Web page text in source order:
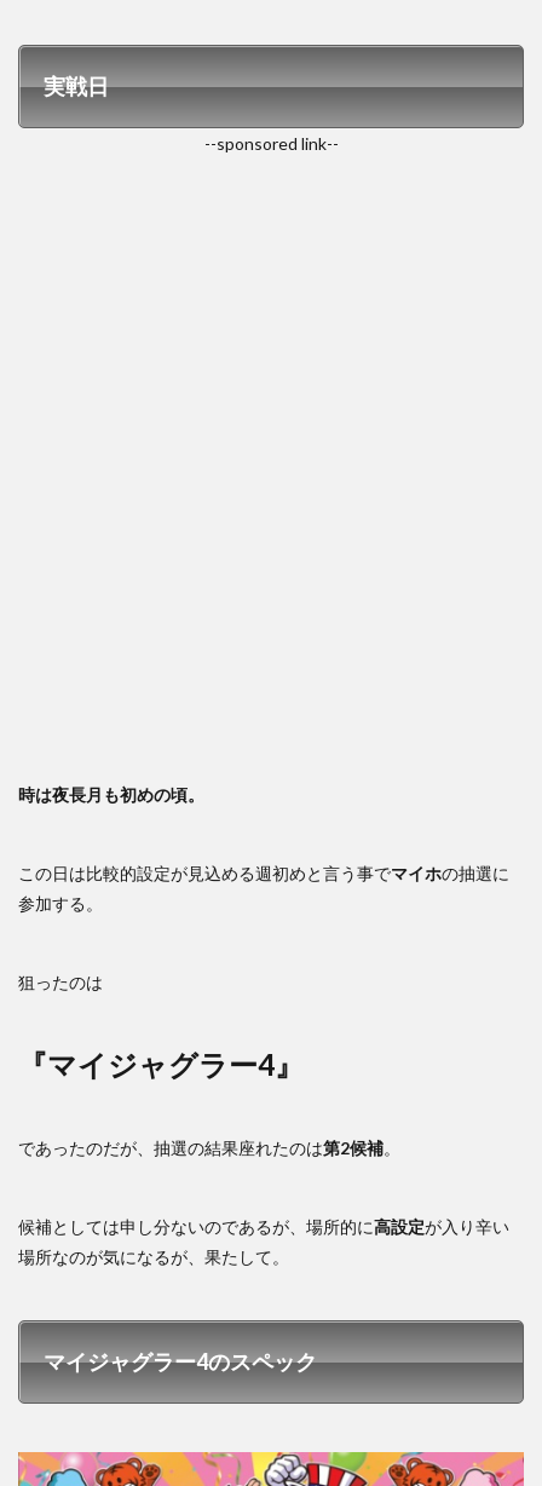
実戦日
--sponsored link--
時は夜長月も初めの頃。
この日は比較的設定が見込める週初めと言う事でマイホの抽選に
参加する。
狙ったのは
『マイジャグラー4』
であったのだが、抽選の結果座れたのは第2候補。
候補としては申し分ないのであるが、場所的に高設定が入り辛い
場所なのが気になるが、果たして。
マイジャグラー4のスペック